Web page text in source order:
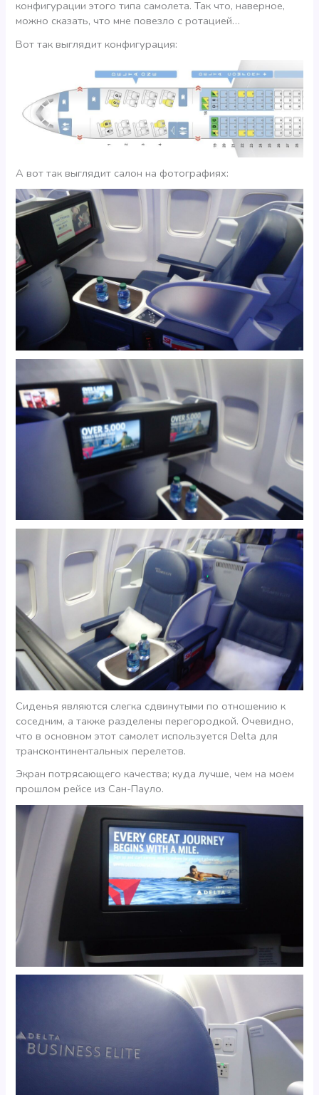
конфигурации этого типа самолета. Так что, наверное,
можно сказать, что мне повезло с ротацией…
Вот так выглядит конфигурация:
А вот так выглядит салон на фотографиях:
Сиденья являются слегка сдвинутыми по отношению к
соседним, а также разделены перегородкой. Очевидно,
что в основном этот самолет используется Delta для
трансконтинентальных перелетов.
Экран потрясающего качества; куда лучше, чем на моем
прошлом рейсе из Сан-Пауло.